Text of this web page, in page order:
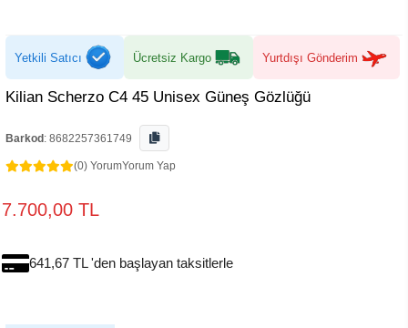
Yetkili Satıcı Ücretsiz Kargo Yurtdışı Gönderim
Kilian Scherzo C4 45 Unisex Güneş Gözlüğü
Barkod : 8682257361749
(0) YorumYorum Yap
7.700,00 TL
641,67 TL 'den başlayan taksitlerle